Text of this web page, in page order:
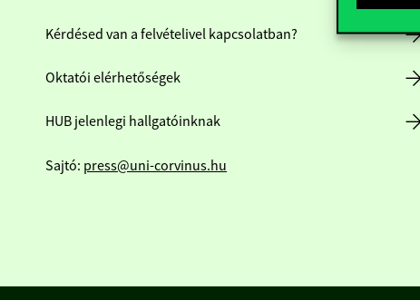
Kérdésed van a felvételivel kapcsolatban?
Oktatói elérhetőségek
HUB jelenlegi hallgatóinknak
Sajtó: press@uni-corvinus.hu